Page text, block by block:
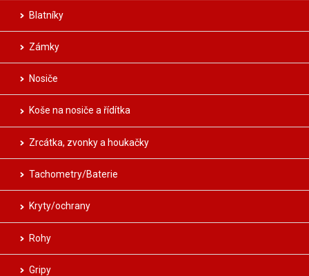
Blatníky
Zámky
Nosiče
Koše na nosiče a řídítka
Zrcátka, zvonky a houkačky
Tachometry/Baterie
Kryty/ochrany
Rohy
Gripy